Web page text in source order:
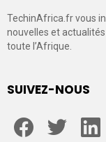
TechinAfrica.fr vous
nouvelles et
toute l’Afrique.
SUIVEZ-NOUS